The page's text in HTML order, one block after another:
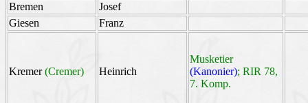
Bremen
Josef
Giesen
Franz
Kremer(Cremer) Heinrich
Musketier
(Kanonier); RIR 78,
7. Komp.